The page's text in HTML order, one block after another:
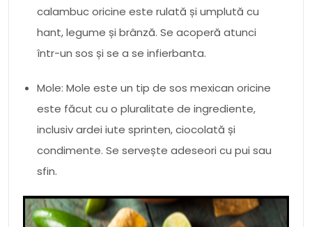
calambuc oricine este rulată și umplută cu
hant, legume și brânză. Se acoperă atunci
într-un sos și se a se infierbanta.
Mole: Mole este un tip de sos mexican oricine
este făcut cu o pluralitate de ingrediente,
inclusiv ardei iute sprinten, ciocolată și
condimente. Se servește adeseori cu pui sau
sfin.